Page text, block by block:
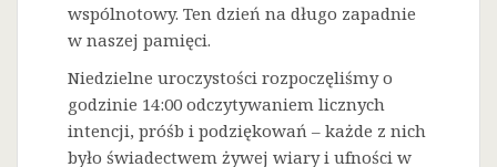
wspólnotowy. Ten dzień na długo zapadnie
w naszej pamięci.
Niedzielne uroczystości rozpoczęliśmy o
godzinie 14:00 odczytywaniem licznych
intencji, próśb i podziękowań – każde z nich
było świadectwem żywej wiary i ufności w